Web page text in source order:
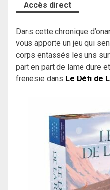
Accès direct
Dans cette chronique
vous apporte un jeu qui
corps entassés les uns
part en part de lame dure
frénésie dans Le Défi de